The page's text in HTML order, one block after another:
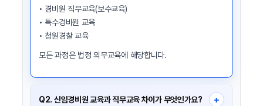
• 경비원 직무교육(보수교육)
• 특수경비원 교육
• 청원경찰 교육
모든 과정은 법정 의무교육에 해당합니다.
Q2. 신임경비원 교육과 직무교육 차이가 무엇인가요? +